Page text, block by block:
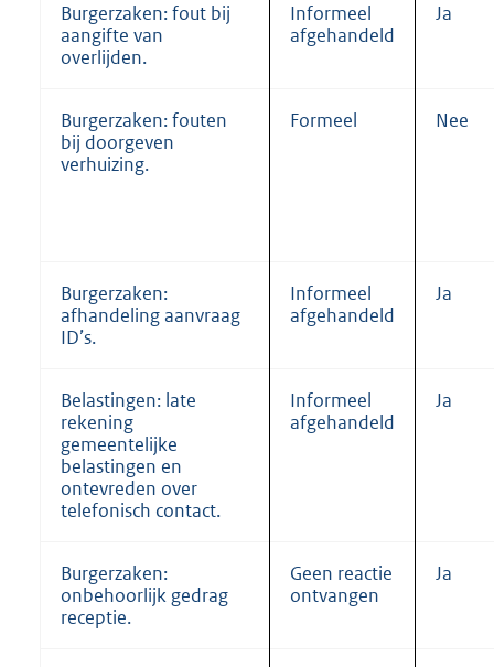
Burgerzaken: fout bij
aangifte van
overlijden.
Informeel
afgehandeld
Ja
Burgerzaken: fouten
bij doorgeven
verhuizing.
Formeel Nee
Burgerzaken:
afhandeling aanvraag
ID’s.
Informeel
afgehandeld
Ja
Belastingen: late
rekening
gemeentelijke
belastingen en
ontevreden over
telefonisch contact.
Informeel
afgehandeld
Ja
Burgerzaken:
onbehoorlijk gedrag
receptie.
Geen reactie
ontvangen
Ja